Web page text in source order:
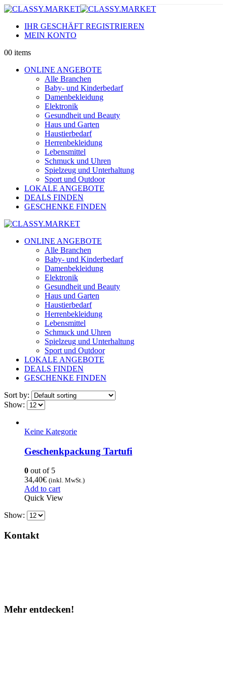
IHR GESCHÄFT REGISTRIEREN
MEIN KONTO
00 items
ONLINE ANGEBOTE
Alle Branchen
Baby- und Kinderbedarf
Damenbekleidung
Elektronik
Gesundheit und Beauty
Haus und Garten
Haustierbedarf
Herrenbekleidung
Lebensmittel
Schmuck und Uhren
Spielzeug und Unterhaltung
Sport und Outdoor
LOKALE ANGEBOTE
DEALS FINDEN
GESCHENKE FINDEN
ONLINE ANGEBOTE
Alle Branchen
Baby- und Kinderbedarf
Damenbekleidung
Elektronik
Gesundheit und Beauty
Haus und Garten
Haustierbedarf
Herrenbekleidung
Lebensmittel
Schmuck und Uhren
Spielzeug und Unterhaltung
Sport und Outdoor
LOKALE ANGEBOTE
DEALS FINDEN
GESCHENKE FINDEN
Sort by:
Show:
Keine Kategorie
Geschenkpackung Tartufi
0 out of 5
34,40€ (inkl. MwSt.)
Add to cart
Quick View
Show:
Kontakt
Mehr entdecken!